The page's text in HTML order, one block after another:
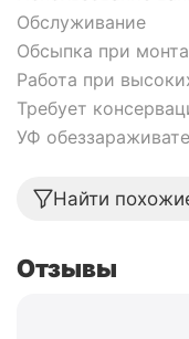
Обслуживание
Обсыпка при
Работа при
Требует
УФ
Найти
Отзывы